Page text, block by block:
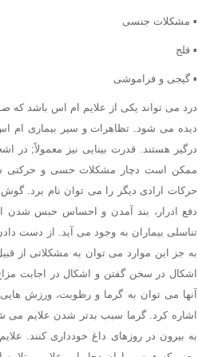
▪ مشکلات جنسی
▪ فلج
▪ گیجی و فراموشی
درد می تواند یکی از علایم ام اس باشد که
دیده می شود. تظاهرات و سیر بیماری
درگیر هستند. قدرت بینایی نیز معمولاً;
ممکن است دچار مشکلات حسی و حرکتی
حرکات ارادی دیگر را می توان نام برد.
دفع ادرار، بند آمدن و احساس حبس شدن
تناسلی بیماران به وجود می آید. از دست
به جز این موارد می توان به مشکلاتی از
اشکال در سخن گفتن و اشکال در اجابت
آنها می توان به گرما و رطوبت، ورزش
اشاره کرد. گرما سبب بدتر شدن علایم می
به بیرون در روزهای داغ خودداری کنند.